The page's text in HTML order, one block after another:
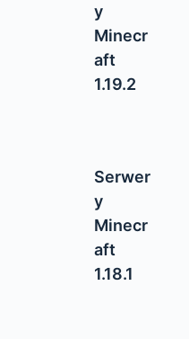
y
Minecr
aft
1.19.2
Serwer
y
Minecr
aft
1.18.1